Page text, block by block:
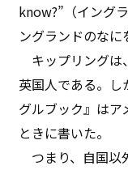
know?”（イング
ングランドのなに
キップリングは
英国人である。し
グルブック』は
ときに書いた。
つまり、自国以